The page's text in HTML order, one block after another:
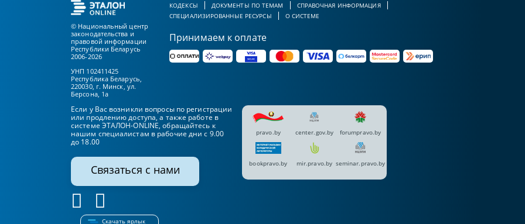
© Национальный центр
законодательства и
правовой информации
Республики Беларусь
2006-2026
УНП 102411425
Республика Беларусь,
220030, г. Минск, ул.
Берсона, 1а
КОДЕКСЫ ДОКУМЕНТЫ ПО ТЕМАМ
СПРАВОЧНАЯ ИНФОРМАЦИЯ
СПЕЦИАЛИЗИРОВАННЫЕ РЕСУРСЫ
О СИСТЕМЕ
Принимаем к оплате
Если у Вас возникли вопросы по регистрации
или продлению доступа, а также работе в
системе ЭТАЛОН-ONLINE, обращайтесь к
нашим специалистам в рабочие дни с 9.00
до 18.00
Связаться с нами
Скачать ярлык
pravo.by center.gov.by forumpravo.by
bookpravo.by mir.pravo.by seminar.pravo.by